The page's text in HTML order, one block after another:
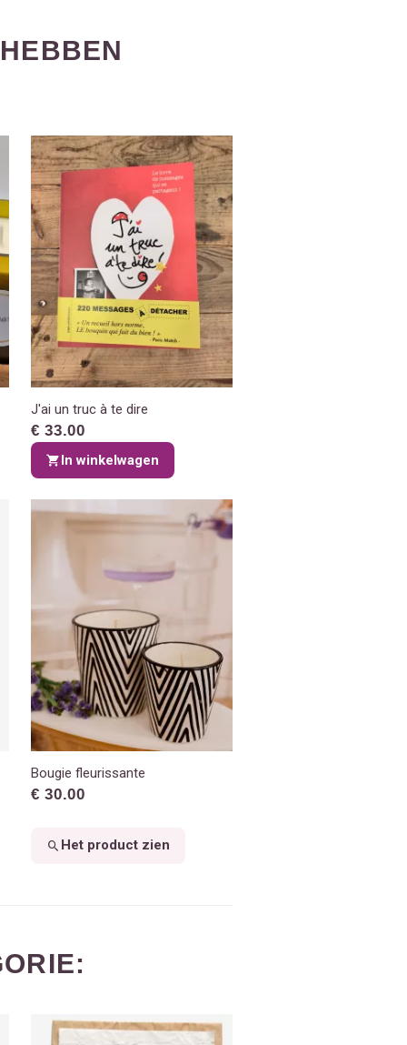
J'ai un truc à te dire
€ 33.00
In winkelwagen
Bougie fleurissante
€ 30.00
Het product zien